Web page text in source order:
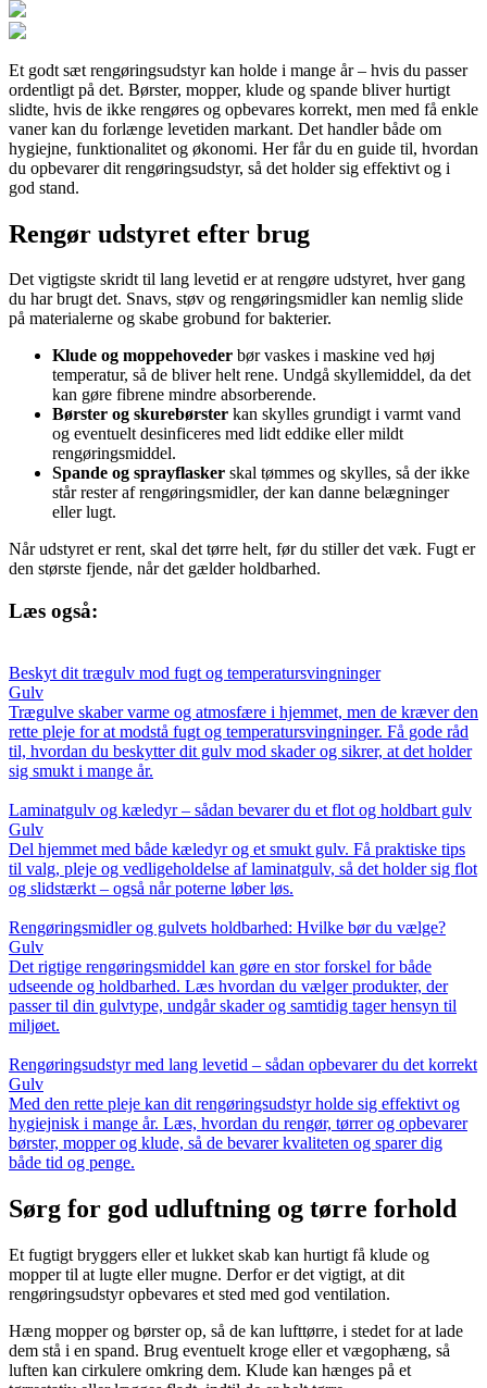
Et godt sæt rengøringsudstyr kan holde i mange år – hvis du passer
ordentligt på det. Børster, mopper, klude og spande bliver hurtigt
slidte, hvis de ikke rengøres og opbevares korrekt, men med få enkle
vaner kan du forlænge levetiden markant. Det handler både om
hygiejne, funktionalitet og økonomi. Her får du en guide til, hvordan
du opbevarer dit rengøringsudstyr, så det holder sig effektivt og i
god stand.
Rengør udstyret efter brug
Det vigtigste skridt til lang levetid er at rengøre udstyret, hver gang
du har brugt det. Snavs, støv og rengøringsmidler kan nemlig slide
på materialerne og skabe grobund for bakterier.
Klude og moppehoveder bør vaskes i maskine ved høj
temperatur, så de bliver helt rene. Undgå skyllemiddel, da det
kan gøre fibrene mindre absorberende.
Børster og skurebørster kan skylles grundigt i varmt vand
og eventuelt desinficeres med lidt eddike eller mildt
rengøringsmiddel.
Spande og sprayflasker skal tømmes og skylles, så der ikke
står rester af rengøringsmidler, der kan danne belægninger
eller lugt.
Når udstyret er rent, skal det tørre helt, før du stiller det væk. Fugt er
den største fjende, når det gælder holdbarhed.
Læs også:
Beskyt dit trægulv mod fugt og temperatursvingninger
Gulv
Trægulve skaber varme og atmosfære i hjemmet, men de kræver den
rette pleje for at modstå fugt og temperatursvingninger. Få gode råd
til, hvordan du beskytter dit gulv mod skader og sikrer, at det holder
sig smukt i mange år.
Laminatgulv og kæledyr – sådan bevarer du et flot og holdbart gulv
Gulv
Del hjemmet med både kæledyr og et smukt gulv. Få praktiske tips
til valg, pleje og vedligeholdelse af laminatgulv, så det holder sig flot
og slidstærkt – også når poterne løber løs.
Rengøringsmidler og gulvets holdbarhed: Hvilke bør du vælge?
Gulv
Det rigtige rengøringsmiddel kan gøre en stor forskel for både
udseende og holdbarhed. Læs hvordan du vælger produkter, der
passer til din gulvtype, undgår skader og samtidig tager hensyn til
miljøet.
Rengøringsudstyr med lang levetid – sådan opbevarer du det korrekt
Gulv
Med den rette pleje kan dit rengøringsudstyr holde sig effektivt og
hygiejnisk i mange år. Læs, hvordan du rengør, tørrer og opbevarer
børster, mopper og klude, så de bevarer kvaliteten og sparer dig
både tid og penge.
Sørg for god udluftning og tørre forhold
Et fugtigt bryggers eller et lukket skab kan hurtigt få klude og
mopper til at lugte eller mugne. Derfor er det vigtigt, at dit
rengøringsudstyr opbevares et sted med god ventilation.
Hæng mopper og børster op, så de kan lufttørre, i stedet for at lade
dem stå i en spand. Brug eventuelt kroge eller et vægophæng, så
luften kan cirkulere omkring dem. Klude kan hænges på et